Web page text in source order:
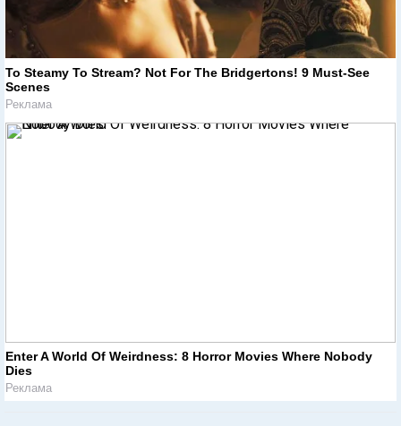
To Steamy To Stream? Not For The Bridgertons! 9 Must-See
Scenes
Реклама
Enter A World Of Weirdness: 8 Horror Movies Where Nobody
Dies
Реклама